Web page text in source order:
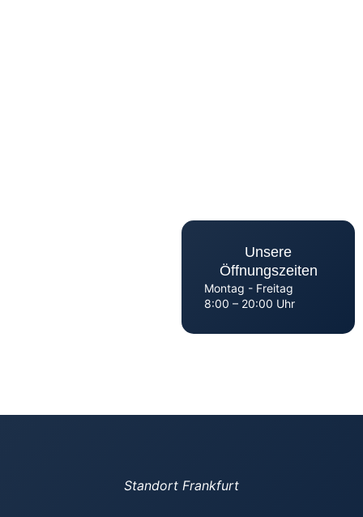
Unsere
Öffnungszeiten
Montag - Freitag
8:00 – 20:00 Uhr
Standort Frankfurt